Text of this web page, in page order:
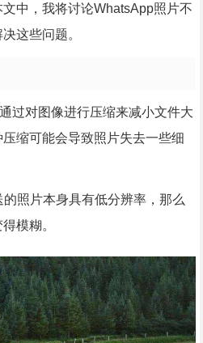
中，我将讨论WhatsApp照片不
这些问题。
过对图像进行压缩来减小文件大
缩可能会导致照片失去一些细
照片本身具有低分辨率，那么
模糊。